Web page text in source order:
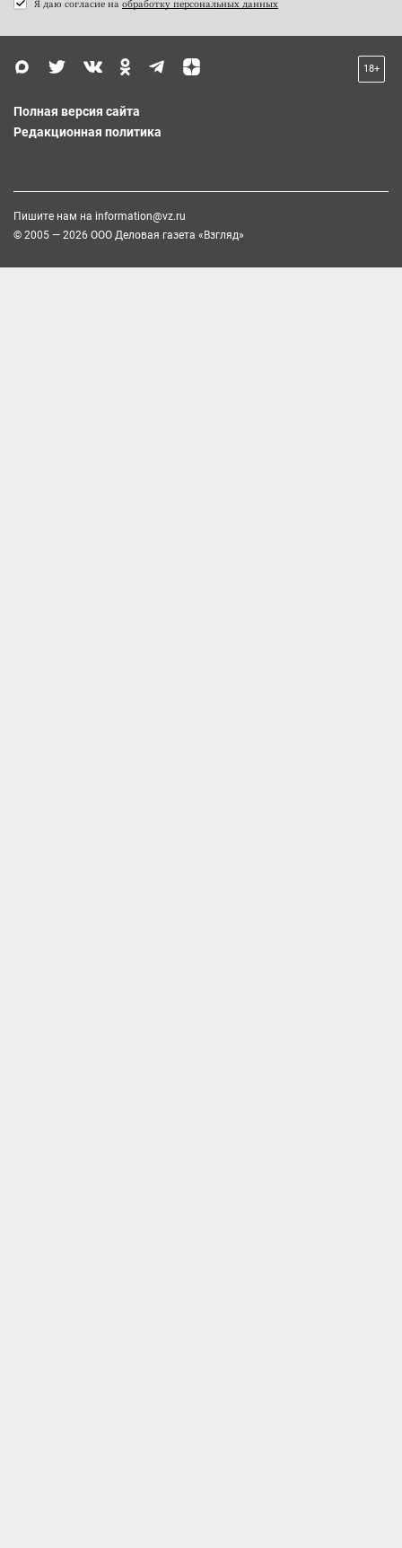
Я даю согласие на обработку персональных данных
18+
Полная версия сайта
Редакционная политика
Пишите нам на information@vz.ru
© 2005 — 2026 ООО Деловая газета «Взгляд»